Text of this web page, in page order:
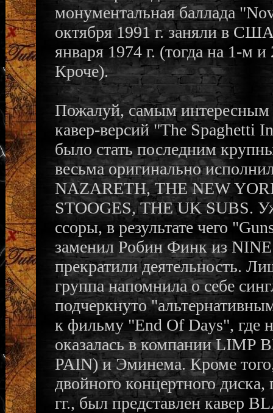
монументальная баллада
октября 1991 г. заняли в
января 1974 г. (тогда на 1-
Кроче).
Пожалуй, самым интересным
кавер-версий "The Spaghetti
было стать последним
весьма оригинально
NAZARETH, THE NEW
STOOGES, THE UK SUBS.
ссоры, в результате чего
заменил Робин Финк из
прекратили деятельность.
группа напомнила о себе
подчеркнуто
к фильму "End Of Days", где
оказалась в компании LIMP
PAIN) и Эминема. Кроме того,
двойного концертного
гг., был представлен кавер